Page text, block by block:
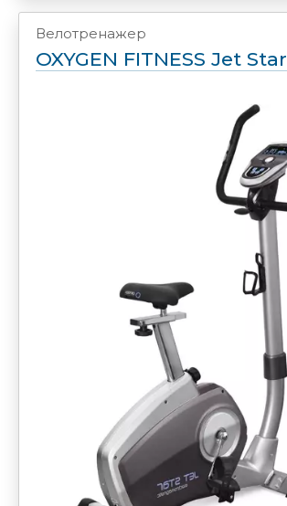
Велотренажер
OXYGEN FITNESS Jet Star